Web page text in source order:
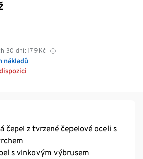
30 dní: 179 Kč
nákladů
čepel z tvrzené čepelové oceli s
s vlnkovým výbrusem